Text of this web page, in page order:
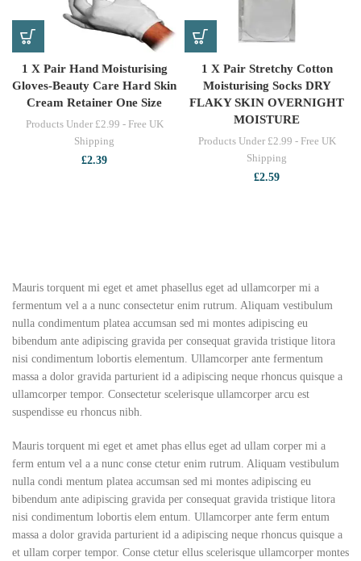
1 X Pair Hand Moisturising
Gloves-Beauty Care Hard Skin
Cream Retainer One Size
Products Under £2.99 - Free UK
Shipping
£2.39
1 X Pair Stretchy Cotton
Moisturising Socks DRY
FLAKY SKIN OVERNIGHT
MOISTURE
Products Under £2.99 - Free UK
Shipping
£2.59
Mauris torquent mi eget et amet phasellus eget ad ullamcorper mi a
fermentum vel a a nunc consectetur enim rutrum. Aliquam vestibulum
nulla condimentum platea accumsan sed mi montes adipiscing eu
bibendum ante adipiscing gravida per consequat gravida tristique litora
nisi condimentum lobortis elementum. Ullamcorper ante fermentum
massa a dolor gravida parturient id a adipiscing neque rhoncus quisque a
ullamcorper tempor. Consectetur scelerisque ullamcorper arcu est
suspendisse eu rhoncus nibh.
Mauris torquent mi eget et amet phas ellus eget ad ullam corper mi a
ferm entum vel a a nunc conse ctetur enim rutrum. Aliquam vestibulum
nulla condi mentum platea accumsan sed mi montes adipiscing eu
bibendum ante adipiscing gravida per consequat gravida tristique litora
nisi condimentum lobortis elem entum. Ullamcorper ante ferm entum
massa a dolor gravida parturient id a adipiscing neque rhoncus quisque a
et ullam corper tempor. Conse ctetur ellus scelerisque ullamcorper montes